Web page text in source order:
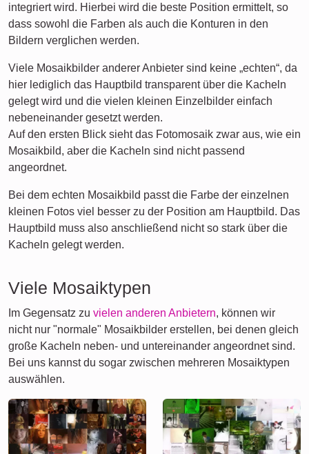
integriert wird. Hierbei wird die beste Position ermittelt, so
dass sowohl die Farben als auch die Konturen in den
Bildern verglichen werden.
Viele Mosaikbilder anderer Anbieter sind keine „echten“, da
hier lediglich das Hauptbild transparent über die Kacheln
gelegt wird und die vielen kleinen Einzelbilder einfach
nebeneinander gesetzt werden.
Auf den ersten Blick sieht das Fotomosaik zwar aus, wie ein
Mosaikbild, aber die Kacheln sind nicht passend
angeordnet.
Bei dem echten Mosaikbild passt die Farbe der einzelnen
kleinen Fotos viel besser zu der Position am Hauptbild. Das
Hauptbild muss also anschließend nicht so stark über die
Kacheln gelegt werden.
Viele Mosaiktypen
Im Gegensatz zu vielen anderen Anbietern, können wir
nicht nur "normale" Mosaikbilder erstellen, bei denen gleich
große Kacheln neben- und untereinander angeordnet sind.
Bei uns kannst du sogar zwischen mehreren Mosaiktypen
auswählen.